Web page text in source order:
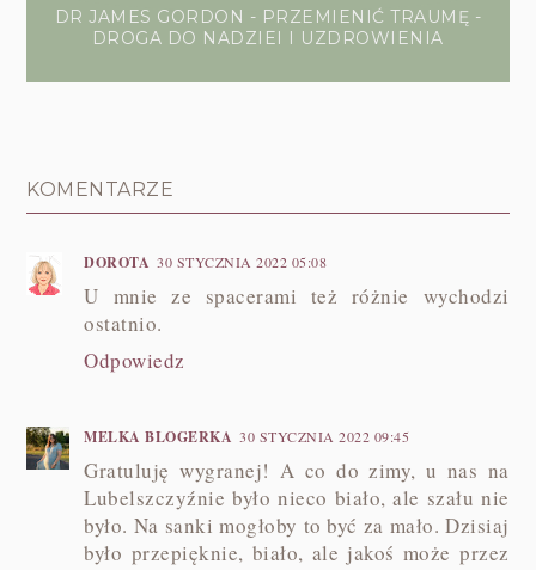
DR JAMES GORDON - PRZEMIENIĆ TRAUMĘ -
DROGA DO NADZIEI I UZDROWIENIA
KOMENTARZE
DOROTA 30 STYCZNIA 2022 05:08
U mnie ze spacerami też różnie wychodzi
ostatnio.
Odpowiedz
MELKA BLOGERKA 30 STYCZNIA 2022 09:45
Gratuluję wygranej! A co do zimy, u nas na
Lubelszczyźnie było nieco biało, ale szału nie
było. Na sanki mogłoby to być za mało. Dzisiaj
było przepięknie, biało, ale jakoś może przez